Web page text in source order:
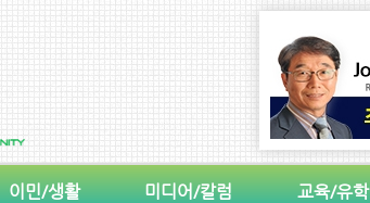
이민/생활 미디어/칼럼 교육/유학